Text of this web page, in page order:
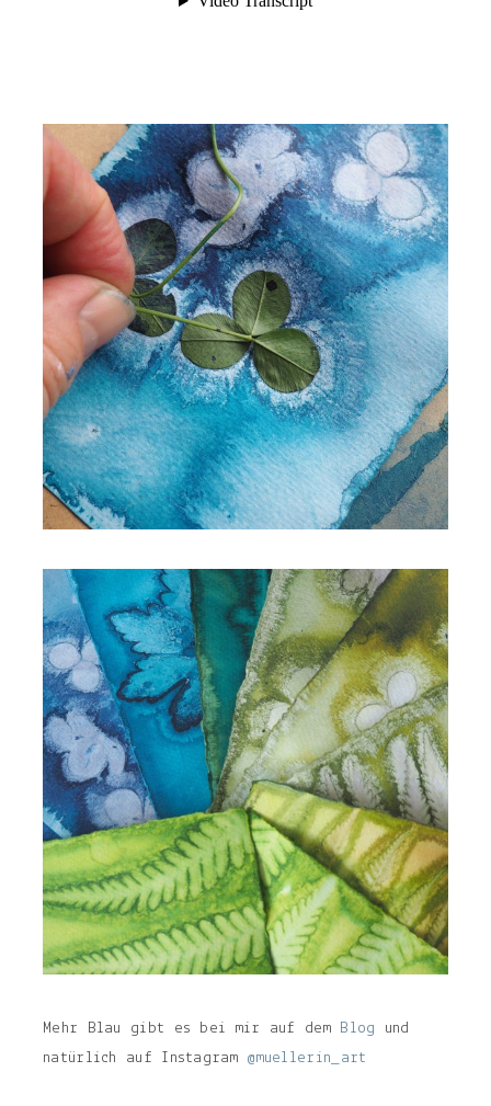
Mehr Blau gibt es bei mir auf dem Blog und
natürlich auf Instagram @muellerin_art